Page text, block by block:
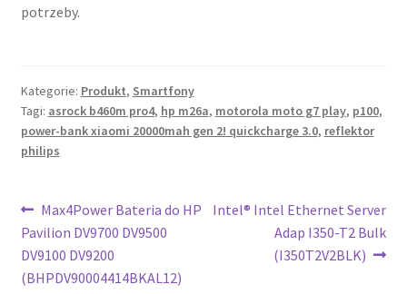
potrzeby.
Kategorie: Produkt, Smartfony
Tagi: asrock b460m pro4, hp m26a, motorola moto g7 play, p100,
power-bank xiaomi 20000mah gen 2! quickcharge 3.0, reflektor
philips
Nawigacja
wpisu
Poprzedni
wpis:
Max4Power Bateria do HP
Pavilion DV9700 DV9500
DV9100 DV9200
(BHPDV90004414BKAL12)
Następny
Intel® Intel Ethernet Server
Adap I350-T2 Bulk
(I350T2V2BLK)